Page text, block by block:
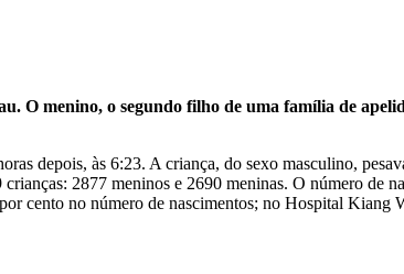
O menino, o segundo filho de uma família de
depois, às 6:23. A criança, do sexo masculino,
2877 meninos e 2690 meninas. O número de
cento no número de nascimentos; no Hospital Kiang